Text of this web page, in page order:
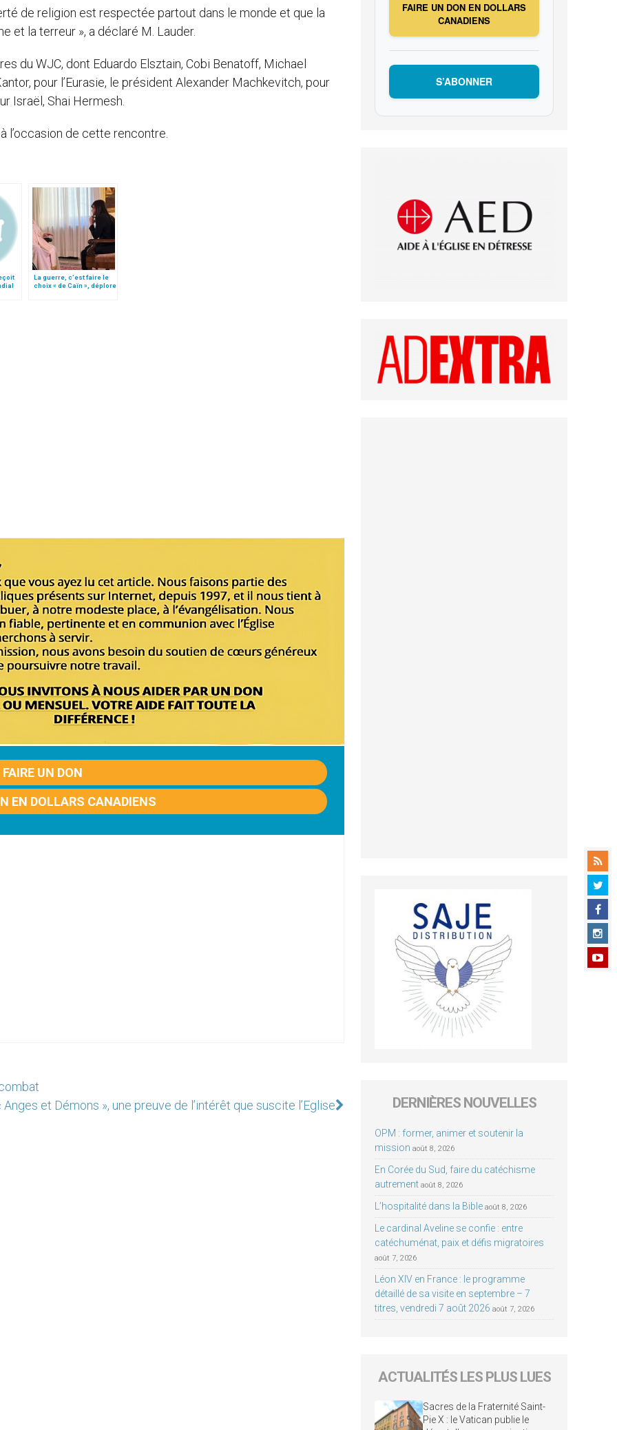
de religion est respectée partout dans le monde et que la
et la terreur », a déclaré M. Lauder.
du WJC, dont Eduardo Elsztain, Cobi Benatoff, Michael
pour l’Eurasie, le président Alexander Machkevitch, pour
Israël, Shai Hermesh.
l’occasion de cette rencontre.
La guerre, c’est faire le
choix « de Caïn », déplore
FAIRE UN DON
EN DOLLARS CANADIENS
Anges et Démons », une preuve de l’intérêt que suscite l’Eglise
FAIRE UN DON EN DOLLARS
CANADIENS
S’ABONNER
DERNIÈRES NOUVELLES
OPM : former, animer et soutenir la
mission août 8, 2026
En Corée du Sud, faire du catéchisme
autrement août 8, 2026
L’hospitalité dans la Bible août 8, 2026
Le cardinal Aveline se confie : entre
catéchuménat, paix et défis migratoires
août 7, 2026
Léon XIV en France : le programme
détaillé de sa visite en septembre – 7
titres, vendredi 7 août 2026 août 7, 2026
ACTUALITÉS LES PLUS LUES
Sacres de la Fraternité Saint-
Pie X : le Vatican publie le